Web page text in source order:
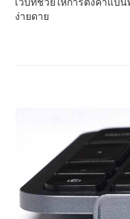
ง่ายดาย